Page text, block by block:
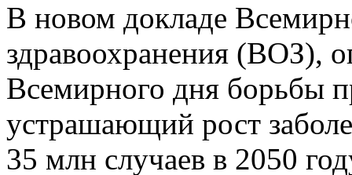
В новом докладе
здравоохранения (ВОЗ),
Всемирного дня борьбы
устрашающий рост
35 млн случаев в 2050